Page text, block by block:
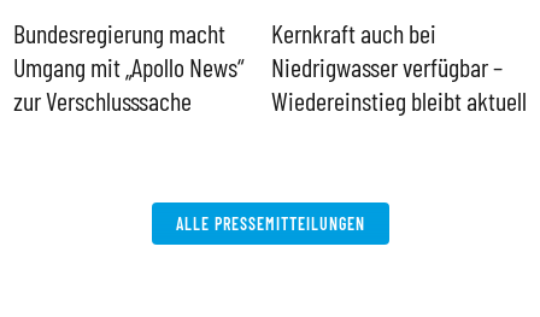
Bundesregierung macht
Umgang mit „Apollo News“
zur Verschlusssache
Kernkraft auch bei
Niedrigwasser verfügbar –
Wiedereinstieg bleibt aktuell
ALLE PRESSEMITTEILUNGEN